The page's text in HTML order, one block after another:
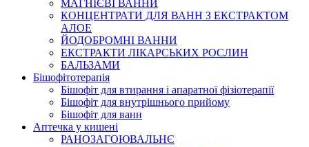
МАГНІЄВІ ВАННИ
КОНЦЕНТРАТИ ДЛЯ ВАНН З ЕКСТРАКТОМ
АЛОЕ
ЙОДОБРОМНІ ВАННИ
ЕКСТРАКТИ ЛІКАРСЬКИХ РОСЛИН
БАЛЬЗАМИ
Бішофітотерапія
Бішофіт для втирання і апаратної фізіотерапії
Бішофіт для внутрішнього прийому
Бішофіт для ванн
Аптечка у кишені
РАНОЗАГОЮВАЛЬНЄ